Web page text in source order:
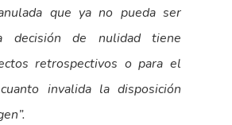
que ya no pueda ser
decisión de nulidad tiene
retrospectivos o para el
invalida la disposición